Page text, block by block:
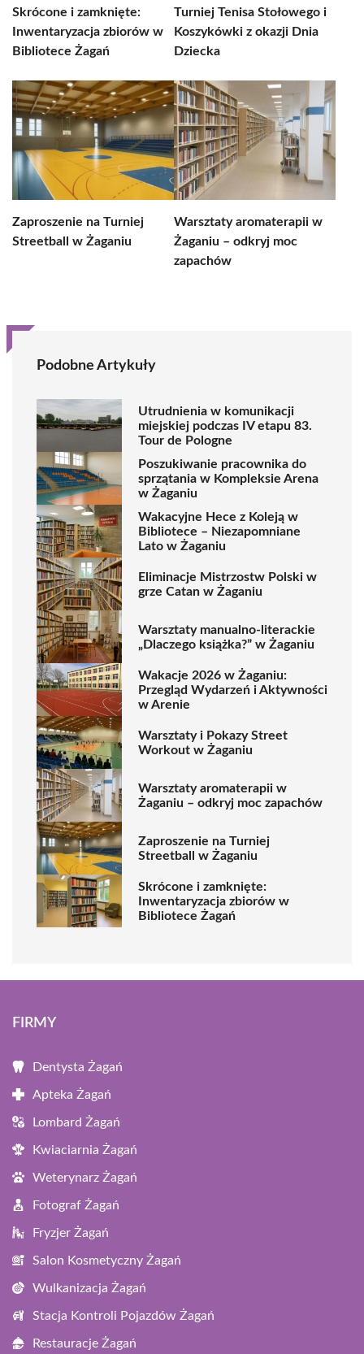
Skrócone i zamknięte:
Inwentaryzacja zbiorów w
Bibliotece Żagań
Turniej Tenisa Stołowego i
Koszykówki z okazji Dnia
Dziecka
Zaproszenie na Turniej
Streetball w Żaganiu
Warsztaty aromaterapii w
Żaganiu – odkryj moc
zapachów
Podobne Artykuły
Utrudnienia w komunikacji
miejskiej podczas IV etapu 83.
Tour de Pologne
Poszukiwanie pracownika do
sprzątania w Kompleksie Arena
w Żaganiu
Wakacyjne Hece z Koleją w
Bibliotece – Niezapomniane
Lato w Żaganiu
Eliminacje Mistrzostw Polski w
grze Catan w Żaganiu
Warsztaty manualno-literackie
„Dlaczego książka?” w Żaganiu
Wakacje 2026 w Żaganiu:
Przegląd Wydarzeń i Aktywności
w Arenie
Warsztaty i Pokazy Street
Workout w Żaganiu
Warsztaty aromaterapii w
Żaganiu – odkryj moc zapachów
Zaproszenie na Turniej
Streetball w Żaganiu
Skrócone i zamknięte:
Inwentaryzacja zbiorów w
Bibliotece Żagań
FIRMY
Dentysta Żagań
Apteka Żagań
Lombard Żagań
Kwiaciarnia Żagań
Weterynarz Żagań
Fotograf Żagań
Fryzjer Żagań
Salon Kosmetyczny Żagań
Wulkanizacja Żagań
Stacja Kontroli Pojazdów Żagań
Restauracje Żagań